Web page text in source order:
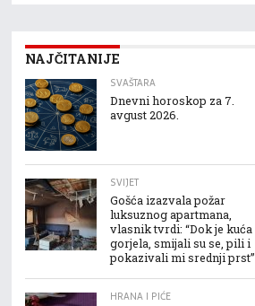
NAJČITANIJE
SVAŠTARA
Dnevni horoskop za 7.
avgust 2026.
SVIJET
Gošća izazvala požar
luksuznog apartmana,
vlasnik tvrdi: “Dok je kuća
gorjela, smijali su se, pili i
pokazivali mi srednji prst”
HRANA I PIĆE